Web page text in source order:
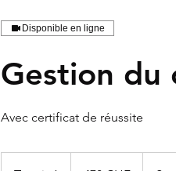
Disponible en ligne
Gestion du
Avec certificat de réussite